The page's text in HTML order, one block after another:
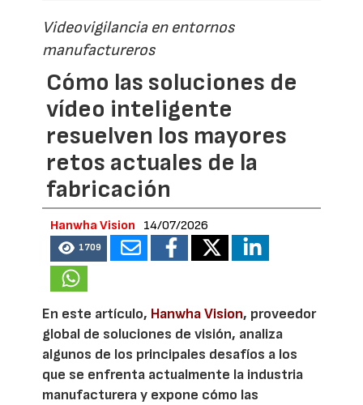
Videovigilancia en entornos
manufactureros
Cómo las soluciones de
vídeo inteligente
resuelven los mayores
retos actuales de la
fabricación
Hanwha Vision 14/07/2026
1709
En este artículo, Hanwha Vision, proveedor
global de soluciones de visión, analiza
algunos de los principales desafíos a los
que se enfrenta actualmente la industria
manufacturera y expone cómo las